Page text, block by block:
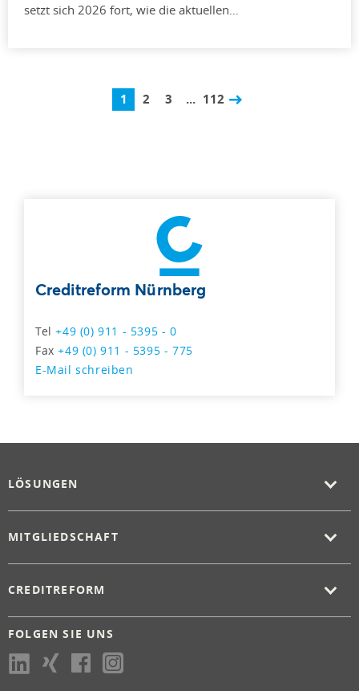
setzt sich 2026 fort, wie die aktuellen…
1 2 3 ... 112
Creditreform Nürnberg
Tel+49 (0) 911 - 5395 - 0
Fax+49 (0) 911 - 5395 - 775
E-Mail schreiben
LÖSUNGEN
MITGLIEDSCHAFT
CREDITREFORM
FOLGEN SIE UNS